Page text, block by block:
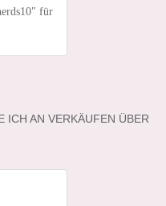
für
ICH AN VERKÄUFEN ÜBER